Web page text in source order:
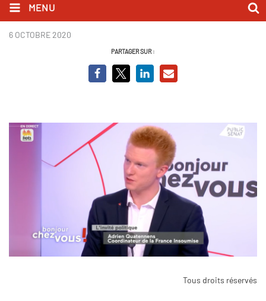
MENU
Adrien Quatennens BCV.PNG
6 OCTOBRE 2020
PARTAGER SUR :
Tous droits réservés